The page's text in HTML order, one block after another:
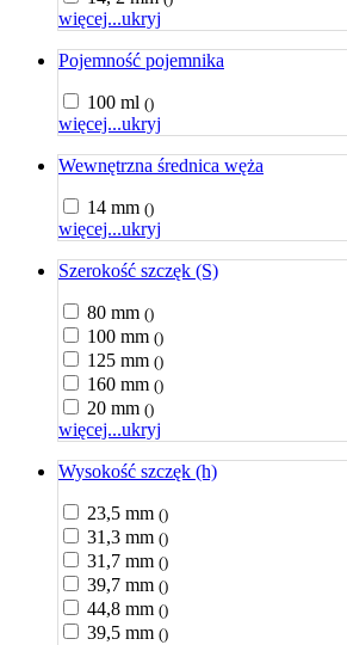
więcej...ukryj
Pojemność pojemnika
100 ml ()
więcej...ukryj
Wewnętrzna średnica węża
14 mm ()
więcej...ukryj
Szerokość szczęk (S)
80 mm ()
100 mm ()
125 mm ()
160 mm ()
20 mm ()
więcej...ukryj
Wysokość szczęk (h)
23,5 mm ()
31,3 mm ()
31,7 mm ()
39,7 mm ()
44,8 mm ()
39,5 mm ()